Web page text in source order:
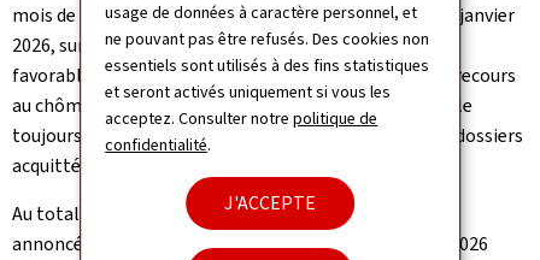
usage de données à caractère personnel, et
ne pouvant pas être refusés. Des cookies non
essentiels sont utilisés à des fins statistiques
et seront activés uniquement si vous les
acceptez. Consulter notrepolitique de
confidentialité.
J'ACCEPTE
mois de février 2026, avisées lors du comité du mois de janvier
2026, sur les 51 demandes prévisionnelles avisées
favorablement, 29 d'entre elles ont effectivement eu recours
au chômage partiel. 3 dossiers restent à l'heure actuelle
toujours en cours d'instruction, portant le nombre de dossiers
acquittés à 26.
Au total, de ces 26 décomptes, sur 1.314 bénéficiaires
annoncés prévisionnellement pour le mois de février 2026